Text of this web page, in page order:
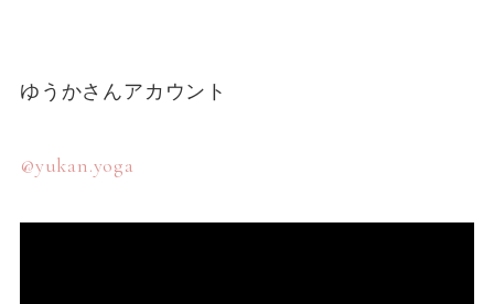
ゆうかさんアカウント
@yukan.yoga